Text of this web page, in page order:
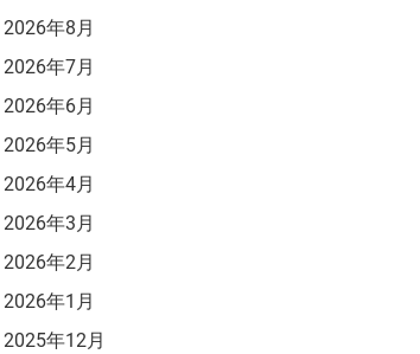
2026年8月
2026年7月
2026年6月
2026年5月
2026年4月
2026年3月
2026年2月
2026年1月
2025年12月